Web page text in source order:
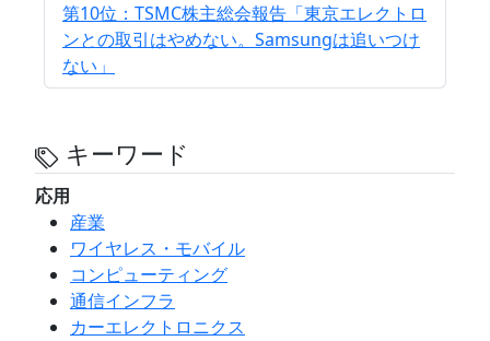
第10位：TSMC株主総会報告「東京エレクトロ
ンとの取引はやめない。Samsungは追いつけ
ない」
キーワード
応用
産業
ワイヤレス・モバイル
コンピューティング
通信インフラ
カーエレクトロニクス